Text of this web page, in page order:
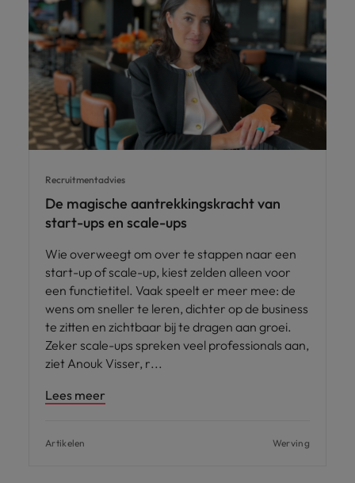
Recruitmentadvies
De magische aantrekkingskracht van
start-ups en scale-ups
Wie overweegt om over te stappen naar een
start-up of scale-up, kiest zelden alleen voor
een functietitel. Vaak speelt er meer mee: de
wens om sneller te leren, dichter op de business
te zitten en zichtbaar bij te dragen aan groei.
Zeker scale-ups spreken veel professionals aan,
ziet Anouk Visser, r
Lees meer
Artikelen Werving